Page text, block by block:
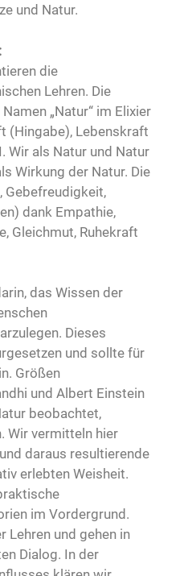
und Natur.
die
Lehren. Die
„Natur“ im Elixier
(Hingabe), Lebenskraft
Wir als Natur und Natur
Wirkung der Natur. Die
Gebefreudigkeit,
dank Empathie,
Gleichmut, Ruhekraft
das Wissen der
Dieses
und sollte für
Größen
und Albert Einstein
beobachtet,
Wir vermitteln hier
daraus resultierende
erlebten Weisheit.
im Vordergrund.
Lehren und gehen in
Dialog. In der